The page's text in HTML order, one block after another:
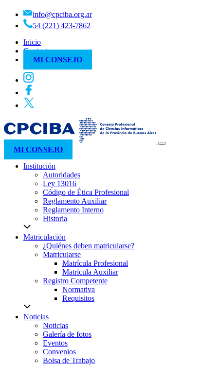
info@cpciba.org.ar
54 (221) 423-7862
Inicio
Contacto
MI CONSEJO
MI CONSEJO
Institución
Autoridades
Ley 13016
Código de Ética Profesional
Reglamento Auxiliar
Reglamento Interno
Historia
Matriculación
¿Quiénes deben matricularse?
Matricularse
Matrícula Profesional
Matrícula Auxiliar
Registro Competente
Normativa
Requisitos
Noticias
Noticias
Galería de fotos
Eventos
Convenios
Bolsa de Trabajo